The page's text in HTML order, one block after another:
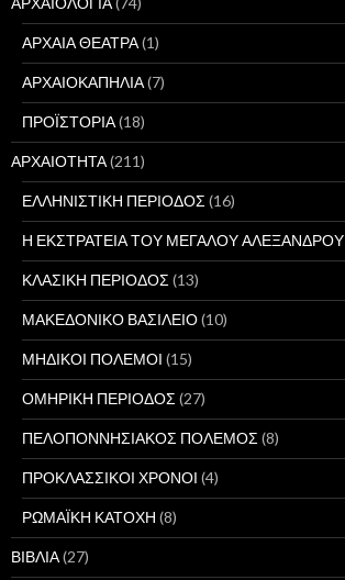
ΑΡΧΑΙΑ ΘΕΑΤΡΑ(1)
ΑΡΧΑΙΟΚΑΠΗΛΙΑ(7)
ΠΡΟΪΣΤΟΡΙΑ(18)
ΑΡΧΑΙΟΤΗΤΑ(211)
ΕΛΛΗΝΙΣΤΙΚΗ ΠΕΡΙΟΔΟΣ (16)
Η ΕΚΣΤΡΑΤΕΙΑ ΤΟΥ ΜΕΓΑΛΟΥ ΑΛΕΞΑΝΔΡΟΥ
ΚΛΑΣΙΚΗ ΠΕΡΙΟΔΟΣ (13)
ΜΑΚΕΔΟΝΙΚΟ ΒΑΣΙΛΕΙΟ(10)
ΜΗΔΙΚΟΙ ΠΟΛΕΜΟΙ (15)
ΟΜΗΡΙΚΗ ΠΕΡΙΟΔΟΣ (27)
ΠΕΛΟΠΟΝΝΗΣΙΑΚΟΣ ΠΟΛΕΜΟΣ (8)
ΠΡΟΚΛΑΣΣΙΚΟΙ ΧΡΟΝΟΙ (4)
ΡΩΜΑΪΚΗ ΚΑΤΟΧΗ (8)
ΒΙΒΛΙΑ(27)